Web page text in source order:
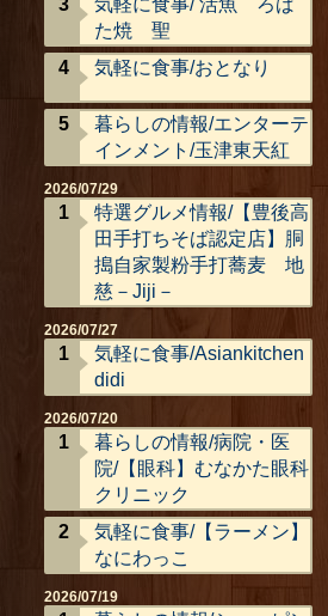
気軽に食事/ 活魚 ろば
た焼 聖
気軽に食事/おとなり
暮らしの情報/エンターテ
インメント/玉津東天紅
2026/07/29
特選グルメ情報/【豊後高
田手打ちそば認定店】胴
搗自家製粉手打蕎麦 地
慈－Jiji－
2026/07/27
気軽に食事/Asiankitchen
didi
2026/07/20
暮らしの情報/病院・医
院/【眼科】むなかた眼科
クリニック
気軽に食事/【ラーメン】
なにわっこ
2026/07/19